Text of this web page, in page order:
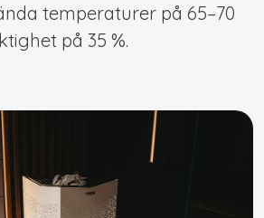
temperaturer på 65–70
på 35 %.